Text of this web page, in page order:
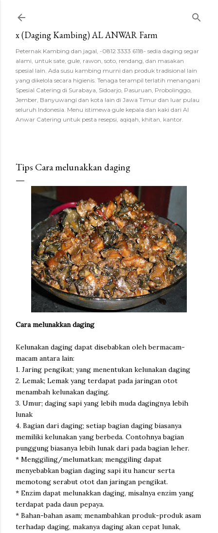
x (Daging Kambing) AL ANWAR Farm
Peternak Kambing dan jagal, -0812 3333 6118- sedia daging segar
alami, untuk sate, gule, rawon, soto, rendang, dan masakan
spesial lain. Ada susu kambing murni dan produk tradisional lain
yang dikelola secara higienis. Tenaga terampil terlatih menangani
Spesial Catering di Surabaya, Sidoarjo, Pasuruan, Probolinggo,
Jember, Banyuwangi dan kota lain di Jawa Timur dan luar pulau
seluruh Indonesia. Menu istimewa gule kepala dan kaki dari Al
Anwar Catering untuk pesta resepsi, aqiqah, khitan, kantor.
Tips Cara melunakkan daging
Cara melunakkan daging
Kelunakan daging dapat disebabkan oleh bermacam-
macam antara lain:
1. Jaring pengikat; yang menentukan kelunakan daging
2. Lemak; Lemak yang terdapat pada jaringan otot
menambah kelunakan daging.
3. Umur; daging sapi yang lebih muda dagingnya lebih
lunak
4. Bagian dari daging; setiap bagian daging biasanya
memiliki kelunakan yang berbeda. Contohnya bagian
punggung biasanya lebih lunak dari pada bagian leher.
* Menggiling/melumatkan; menggiling dapat
menyebabkan bagian daging sapi itu hancur serta
memotong serabut otot dan jaringan pengikat.
* Enzim dapat melunakkan daging, misalnya enzim yang
terdapat pada daun pepaya.
* Bahan-bahan asam; menambahkan produk-produk asam
terhadap daging, makanya daging akan cepat lunak,